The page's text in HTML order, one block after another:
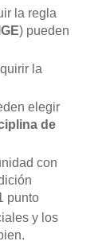
la regla
) pueden
la
elegir
de
con
punto
y los